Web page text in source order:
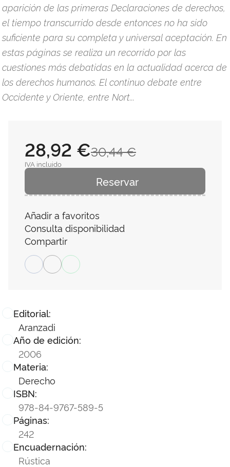
aparición de las primeras Declaraciones de derechos,
el tiempo transcurrido desde entonces no ha sido
suficiente para su completa y universal aceptación. En
estas páginas se realiza un recorrido por las
cuestiones más debatidas en la actualidad acerca de
los derechos humanos. El continuo debate entre
Occidente y Oriente, entre Nort...
Editorial:
Aranzadi
Año de edición:
2006
Materia:
Derecho
ISBN:
978-84-9767-589-5
Páginas:
242
Encuadernación:
Rústica
30,44 €
28,92 €
IVA incluido
Reservar
Añadir a favoritos
Consulta disponibilidad
Compartir